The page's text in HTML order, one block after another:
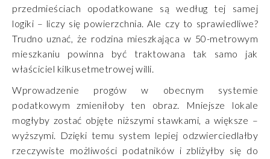
przedmieściach opodatkowane są według tej samej
logiki – liczy się powierzchnia. Ale czy to sprawiedliwe?
Trudno uznać, że rodzina mieszkająca w 50-metrowym
mieszkaniu powinna być traktowana tak samo jak
właściciel kilkusetmetrowej willi.
Wprowadzenie progów w obecnym systemie
podatkowym zmieniłoby ten obraz. Mniejsze lokale
mogłyby zostać objęte niższymi stawkami, a większe –
wyższymi. Dzięki temu system lepiej odzwierciedlałby
rzeczywiste możliwości podatników i zbliżyłby się do